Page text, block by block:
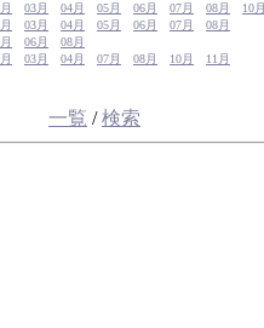
03月 04月 05月 06月 07月 08月
10
03月 04月 05月 06月 07月
08月
06月
08月
03月 04月 07月 08月 10月
11月
一覧 /検索